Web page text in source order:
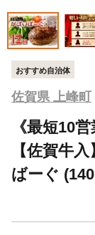
おすすめ自治体
佐賀県 上峰町
《最短10
【佐賀牛
ばーぐ